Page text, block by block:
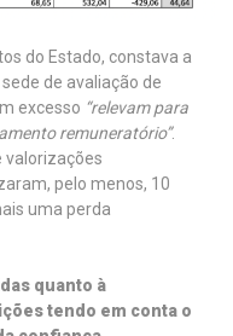
do Estado, constava a
de avaliação de
excesso “relevam para
remuneratório”.
valorizações
pelo menos, 10
uma perda
quanto à
tendo em conta o